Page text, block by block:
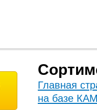
Главная
на базе